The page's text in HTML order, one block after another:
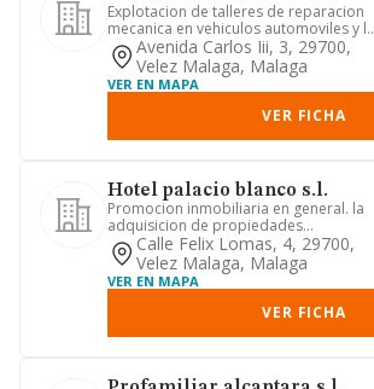
Explotacion de talleres de reparacion
mecanica en vehiculos automoviles y la
explotacion de salones...
Avenida Carlos Iii, 3, 29700,
Velez Malaga, Malaga
VER EN MAPA
VER FICHA
Hotel palacio blanco s.l.
Promocion inmobiliaria en general. la
adquisicion de propiedades
inmuebles, su construccion y venta...
Calle Felix Lomas, 4, 29700,
Velez Malaga, Malaga
VER EN MAPA
VER FICHA